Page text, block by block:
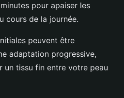
pour apaiser les
cours de la journée.
peuvent être
adaptation progressive,
un tissu fin entre votre peau